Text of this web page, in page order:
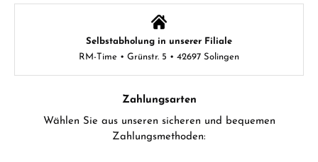
Selbstabholung in unserer Filiale
RM-Time • Grünstr. 5 • 42697 Solingen
Zahlungsarten
Wählen Sie aus unseren sicheren und bequemen
Zahlungsmethoden: